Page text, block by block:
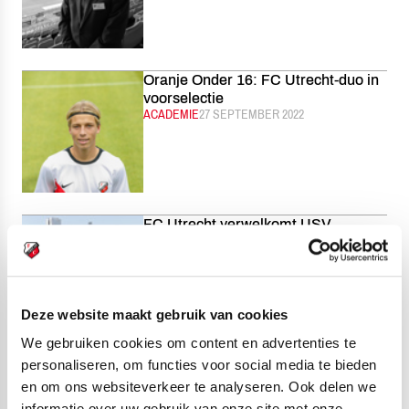
Deze website maakt gebruik van cookies
We gebruiken cookies om content en advertenties te
personaliseren, om functies voor social media te bieden
en om ons websiteverkeer te analyseren. Ook delen we
Oranje Onder 16: FC Utrecht-duo in
voorselectie
CATEGORIE:
ACADEMIEGEPUBLICEERD:
27 SEPTEMBER 2022
FC Utrecht verwelkomt USV
Hercules en NAC Breda op
CATEGORIE:
ALGEMEENGEPUBLICEERD:
27 SEPTEMBER 2022
Noë Misumi geselecteerd voor
Oranje Onder 17 Futures
CATEGORIE:
ACADEMIEGEPUBLICEERD:
27 SEPTEMBER 2022